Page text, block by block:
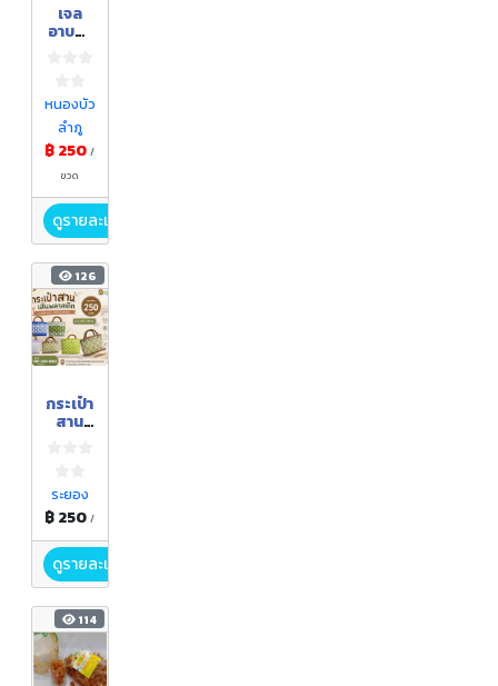
เจล
อาบน้ำ
ป้อม
หนองบัว
ลำภู
฿ 250/
ขวด
ดูรายละเอียด
126
กระเป๋า
สาน
ระยอง
฿ 250/
ดูรายละเอียด
114